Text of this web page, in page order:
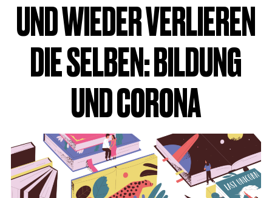
KEINE AUSWAHL
UND WIEDER VERLIEREN
DIE SELBEN: BILDUNG
UND CORONA